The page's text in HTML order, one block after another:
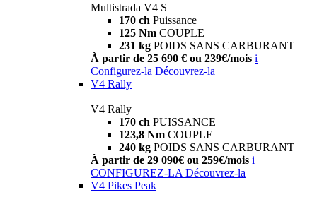
Multistrada V4 S
170 ch Puissance
125 Nm COUPLE
231 kg POIDS SANS CARBURANT
À partir de 25 690 € ou 239€/mois i
Configurez-la Découvrez-la
V4 Rally
V4 Rally
170 ch PUISSANCE
123,8 Nm COUPLE
240 kg POIDS SANS CARBURANT
À partir de 29 090€ ou 259€/mois i
CONFIGUREZ-LA Découvrez-la
V4 Pikes Peak